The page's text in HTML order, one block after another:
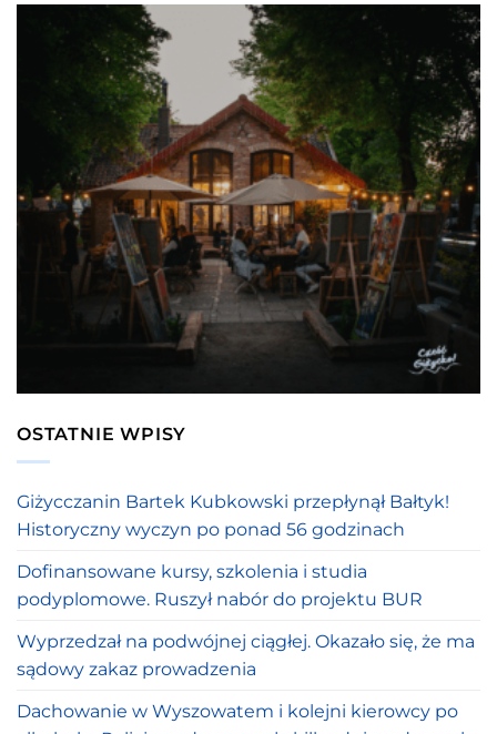
OSTATNIE WPISY
Giżycczanin Bartek Kubkowski przepłynął Bałtyk!
Historyczny wyczyn po ponad 56 godzinach
Dofinansowane kursy, szkolenia i studia
podyplomowe. Ruszył nabór do projektu BUR
Wyprzedzał na podwójnej ciągłej. Okazało się, że ma
sądowy zakaz prowadzenia
Dachowanie w Wyszowatem i kolejni kierowcy po